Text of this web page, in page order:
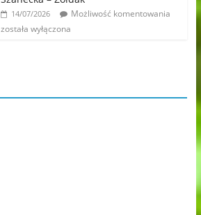
14/07/2026
Możliwość komentowania
została wyłączona